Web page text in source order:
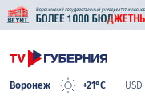
Воронеж +21°C USD